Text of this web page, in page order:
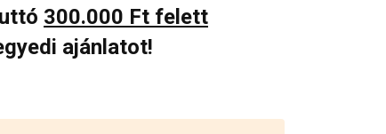
300.000 Ft felett
ajánlatot!